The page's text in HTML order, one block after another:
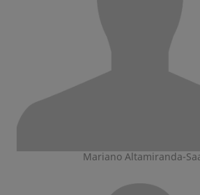
Mariano Altamiranda-